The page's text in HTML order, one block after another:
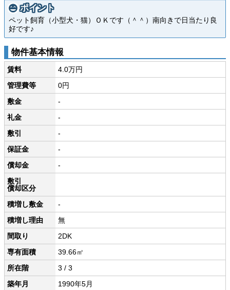
ポイント
ペット飼育（小型犬・猫）ＯＫです（＾＾）南向きで日当たり良
好です♪
物件基本情報
賃料
4.0万円
管理費等
0円
敷金
-
礼金
-
敷引
-
保証金
-
償却金
-
敷引
償却区分
積増し敷金
-
積増し理由
無
間取り
2DK
専有面積
39.66㎡
所在階
3 / 3
築年月
1990年5月